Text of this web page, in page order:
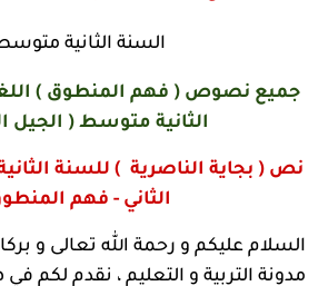
السنة الثانية
جميع نصوص ( فهم المنطوق )
الثانية متوسط ( الجيل
نص ( بجاية الناصرية ) للسنة
الثاني - فهم
السلام عليكم و رحمة الله تعالى و
مدونة التربية و التعليم ، نقدم لكم